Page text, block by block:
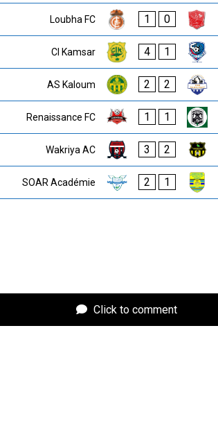
Loubha FC 1 0
CI Kamsar 4 1
AS Kaloum 2 2
Renaissance FC 1 1
Wakriya AC 3 2
SOAR Académie 2 1
Click to comment